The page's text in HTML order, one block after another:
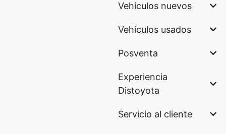
Vehículos nuevos
Vehículos usados
Posventa
Experiencia
Distoyota
Servicio al cliente